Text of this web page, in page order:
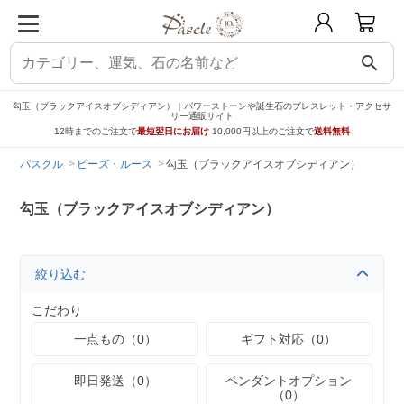
search
勾玉（ブラックアイスオブシディアン）｜パワーストーンや誕生石のブレスレット・アクセサ
リー通販サイト
12時までのご注文で最短翌日にお届け 10,000円以上のご注文で送料無料
パスクル ビーズ・ルース 勾玉（ブラックアイスオブシディアン）
勾玉（ブラックアイスオブシディアン）
絞り込む
こだわり
一点もの（0）
ギフト対応（0）
即日発送（0）
ペンダントオプション
（0）